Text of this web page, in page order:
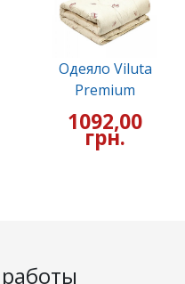
Одеяло Viluta
Premium
1092,00
грн.